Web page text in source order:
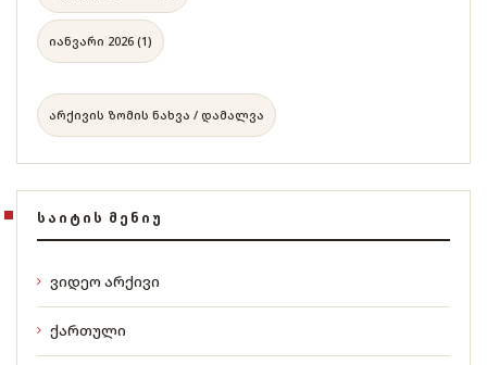
იანვარი 2026 (1)
არქივის ზომის ნახვა / დამალვა
ᲡᲐᲘᲢᲘᲡ ᲛᲔᲜᲘᲣ
ვიდეო არქივი
ქართული